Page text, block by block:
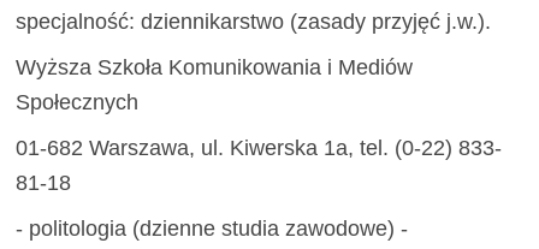
specjalność: dziennikarstwo (zasady przyjęć j.w.).
Wyższa Szkoła Komunikowania i Mediów
Społecznych
01-682 Warszawa, ul. Kiwerska 1a, tel. (0-22) 833-
81-18
- politologia (dzienne studia zawodowe) -